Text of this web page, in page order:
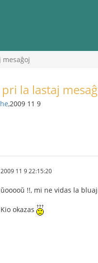
mesaĝoj
la lastaj
,2009 11 9
2009 11 9 22:15:20
ŭooooŭ !!, mi ne vidas la
Kio okazas